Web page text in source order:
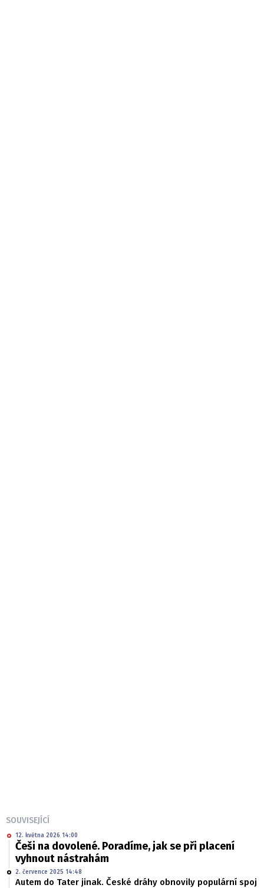
SOUVISEJÍCÍ
12. května 2026 14:00
Češi na dovolené. Poradíme, jak se při placení
vyhnout nástrahám
2. července 2025 14:48
Autem do Tater jinak. České dráhy obnovily populární spoj